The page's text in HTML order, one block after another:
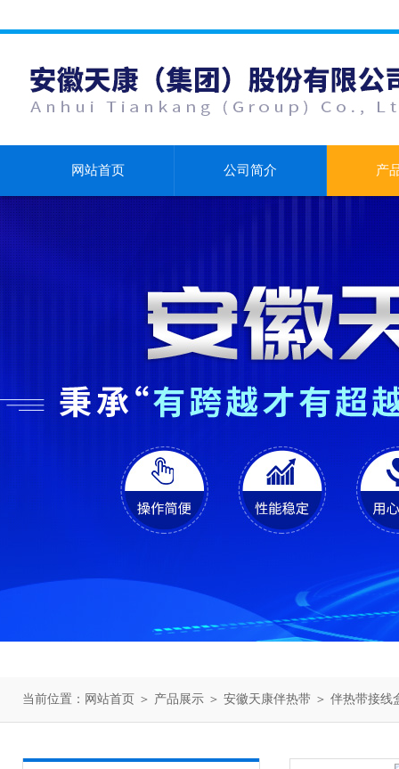
网站首页 公司简介 产
当前位置： 网站首页 ＞ 产品展示 ＞ 安徽天康伴热带 ＞ 伴热带接线